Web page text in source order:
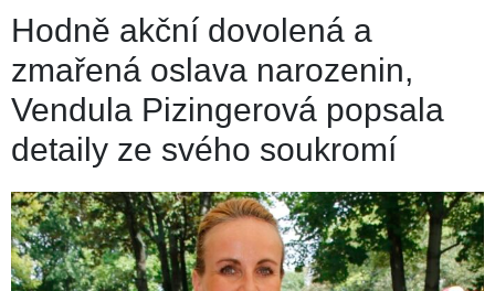
Hodně akční dovolená a
zmařená oslava narozenin,
Vendula Pizingerová popsala
detaily ze svého soukromí